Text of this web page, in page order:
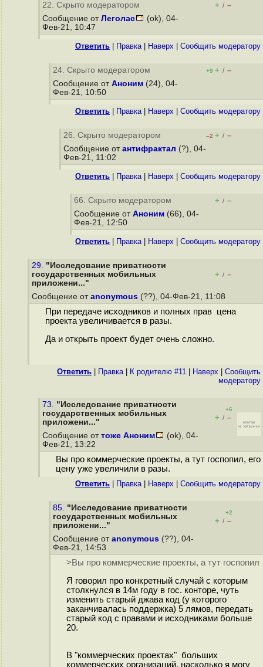
22. Скрыто модератором + / –
Сообщение от Леголас
(ok), 04-
Фев-21, 10:47
Ответить Правка| Наверх Cообщить модератору
24. Скрыто модератором +9 + / –
Сообщение от Аноним (24), 04-
Фев-21, 10:50
Ответить Правка| Наверх Cообщить модератору
26. Скрыто модератором –2 + / –
Сообщение от антифрактал (?), 04-
Фев-21, 11:02
Ответить Правка| Наверх Cообщить модератору
66. Скрыто модератором + / –
Сообщение от Аноним (66), 04-
Фев-21, 12:50
Ответить Правка| Наверх Cообщить модератору
29. "Исследование приватности
государственных мобильных
приложени..."
+ / –
Сообщение от anonymous (??), 04-Фев-21, 11:08
При передаче исходников и полных прав цена
проекта увеличивается в разы.
Да и открыть проект будет очень сложно.
Ответить Правка| К родителю #11 Наверх
Cообщить
модератору
73. "Исследование приватности
государственных мобильных
приложени..."
+6
+ / –
Сообщение от тоже Аноним
(ok), 04-
Фев-21, 13:22
Вы про коммерческие проекты, а тут госпопил, его
цену уже увеличили в разы.
Ответить Правка| Наверх Cообщить модератору
85. "Исследование приватности
государственных мобильных
приложени..."
+2
+ / –
Сообщение от anonymous (??), 04-
Фев-21, 14:53
>Вы про коммерческие проекты, а тут госпопил
Я говорил про конкретный случай с которым
столкнулся в 14м году в гос. конторе, чуть
изменить старый джава код (у которого
заканчивалась поддержка) 5 лямов, передать
старый код с правами и исходниками больше
20.
В "коммерческих проектах" больших
коммерческих организаций, насколько я могу